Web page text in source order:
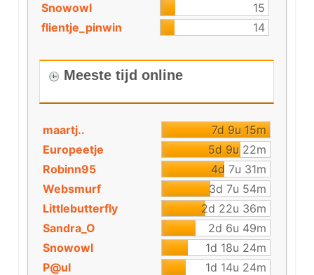
Snowowl
15
flientje_pinwin
14
Meeste tijd online
maartj..
7d 9u 15m
Europeetje
5d 9u 22m
Robinn95
4d 7u 31m
Websmurf
3d 7u 54m
Littlebutterfly
2d 22u 36m
Sandra_O
2d 6u 49m
Snowowl
1d 18u 24m
P@ul
1d 14u 24m